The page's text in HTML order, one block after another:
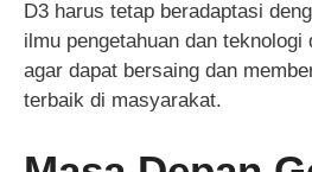
D3 harus tetap beradaptasi
ilmu pengetahuan dan teknologi
agar dapat bersaing dan
terbaik di masyarakat.